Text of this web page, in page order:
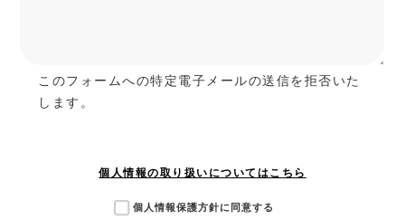
このフォームへの特定電子メールの送信を拒否いた
します。
個人情報の取り扱いについてはこちら
個人情報保護方針に同意する